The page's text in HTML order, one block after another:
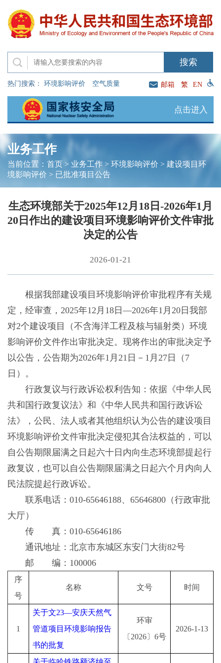
热门搜索： 环境影响评价 空气质量 邮箱 繁 EN
点击进入
业务工作
当前位置： 首页> 业务工作> 环境影响评价 > 建设项目环
境影响评价 > 已批准项目公告
生态环境部关于2025年12月18日-2026年1月
20日作出的建设项目环境影响评价文件审批
决定的公告
2026-01-21
根据我部建设项目环境影响评价审批程序有关规
定，经审查，2025年12月18日—2026年1月20日我部
对2个建设项目（不含海洋工程及核与辐射类）环境
影响评价文件作出审批决定。现将作出的审批决定予
以公告，公告期为2026年1月21日－1月27日（7
日）。
行政复议与行政诉讼权利告知：依据《中华人民
共和国行政复议法》和《中华人民共和国行政诉讼
法》，公民、法人或者其他组织认为公告的建设项目
环境影响评价文件审批决定侵犯其合法权益的，可以
自公告期限届满之日起六十日内向生态环境部提起行
政复议，也可以自公告期限届满之日起六个月内向人
民法院提起行政诉讼。
联系电话：010-65646188、65646800（行政审批
大厅）
传 真：010-65646186
通讯地址：北京市东城区东安门大街82号
邮 编：100006
序
号
名称 文号 时间
1
关于文23—安庆天然气
管道项目环境影响报告
书的批复
环审
〔 2026〕6号
2026-1-13